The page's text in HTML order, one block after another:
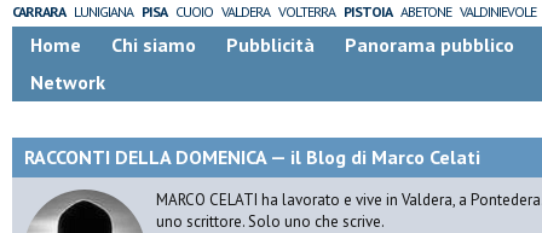
CARRARA LUNIGIANA PISA CUOIO VALDERA VOLTERRA PISTOIA ABETONE VALDINIEVOLE
Home Chi siamo Pubblicità
Panorama pubblico
Network
RACCONTI DELLA DOMENICA — il Blog di Marco Celati
MARCO CELATI ha lavorato e vive in Valdera, a
uno scrittore. Solo uno che scrive.